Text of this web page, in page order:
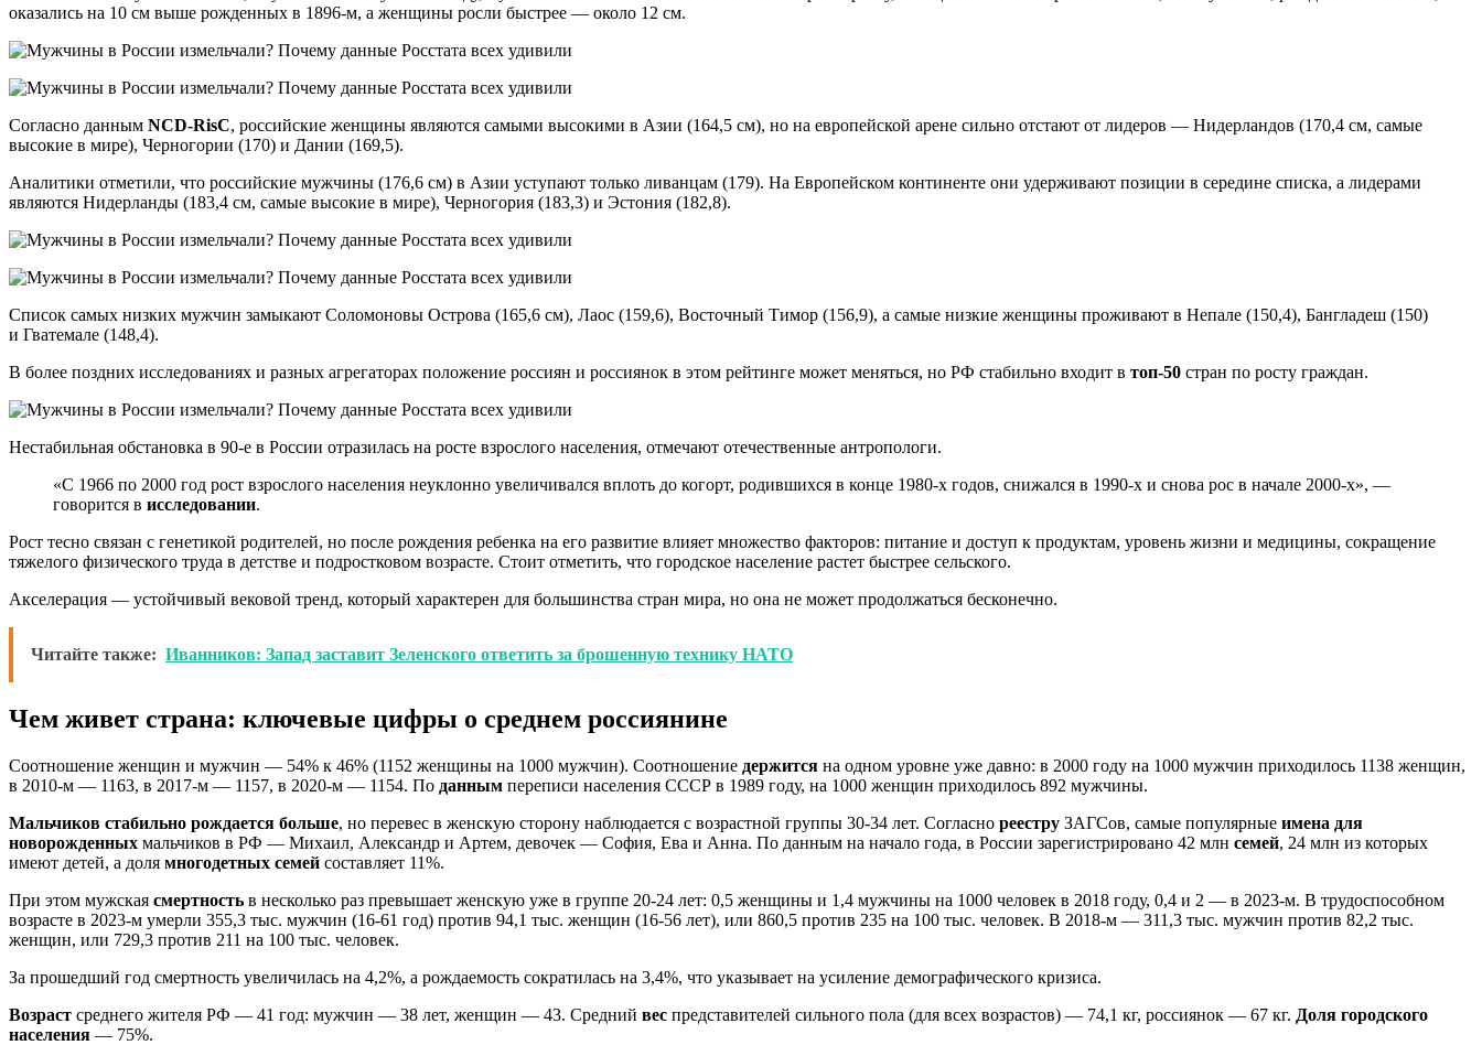
оказались на 10 см выше рожденных в 1896-м, а женщины росли быстрее — около 12 см.
Согласно данным NCD-RisC, российские женщины являются самыми высокими в Азии (164,5 см), но на европейской арене сильно отстают от лидеров — Нидерландов (170,4 см, самые
высокие в мире), Черногории (170) и Дании (169,5).
Аналитики отметили, что российские мужчины (176,6 см) в Азии уступают только ливанцам (179). На Европейском континенте они удерживают позиции в середине списка, а лидерами
являются Нидерланды (183,4 см, самые высокие в мире), Черногория (183,3) и Эстония (182,8).
Список самых низких мужчин замыкают Соломоновы Острова (165,6 см), Лаос (159,6), Восточный Тимор (156,9), а самые низкие женщины проживают в Непале (150,4), Бангладеш (150)
и Гватемале (148,4).
В более поздних исследованиях и разных агрегаторах положение россиян и россиянок в этом рейтинге может меняться, но РФ стабильно входит в топ-50 стран по росту граждан.
Нестабильная обстановка в 90-е в России отразилась на росте взрослого населения, отмечают отечественные антропологи.
«С 1966 по 2000 год рост взрослого населения неуклонно увеличивался вплоть до когорт, родившихся в конце 1980-х годов, снижался в 1990-х и снова рос в начале 2000-х», —
говорится в исследовании.
Рост тесно связан с генетикой родителей, но после рождения ребенка на его развитие влияет множество факторов: питание и доступ к продуктам, уровень жизни и медицины, сокращение
тяжелого физического труда в детстве и подростковом возрасте. Стоит отметить, что городское население растет быстрее сельского.
Акселерация — устойчивый вековой тренд, который характерен для большинства стран мира, но она не может продолжаться бесконечно.
Читайте также: Иванников: Запад заставит Зеленского ответить за брошенную технику НАТО
Чем живет страна: ключевые цифры о среднем россиянине
Соотношение женщин и мужчин — 54% к 46% (1152 женщины на 1000 мужчин). Соотношение держится на одном уровне уже давно: в 2000 году на 1000 мужчин приходилось 1138 женщин,
в 2010-м — 1163, в 2017-м — 1157, в 2020-м — 1154. По данным переписи населения СССР в 1989 году, на 1000 женщин приходилось 892 мужчины.
Мальчиков стабильно рождается больше, но перевес в женскую сторону наблюдается с возрастной группы 30-34 лет. Согласно реестру ЗАГСов, самые популярные имена для
новорожденных мальчиков в РФ — Михаил, Александр и Артем, девочек — София, Ева и Анна. По данным на начало года, в России зарегистрировано 42 млн семей, 24 млн из которых
имеют детей, а доля многодетных семей составляет 11%.
При этом мужская смертность в несколько раз превышает женскую уже в группе 20-24 лет: 0,5 женщины и 1,4 мужчины на 1000 человек в 2018 году, 0,4 и 2 — в 2023-м. В трудоспособном
возрасте в 2023-м умерли 355,3 тыс. мужчин (16-61 год) против 94,1 тыс. женщин (16-56 лет), или 860,5 против 235 на 100 тыс. человек. В 2018-м — 311,3 тыс. мужчин против 82,2 тыс.
женщин, или 729,3 против 211 на 100 тыс. человек.
За прошедший год смертность увеличилась на 4,2%, а рождаемость сократилась на 3,4%, что указывает на усиление демографического кризиса.
Возраст среднего жителя РФ — 41 год: мужчин — 38 лет, женщин — 43. Средний вес представителей сильного пола (для всех возрастов) — 74,1 кг, россиянок — 67 кг. Доля городского
населения — 75%.